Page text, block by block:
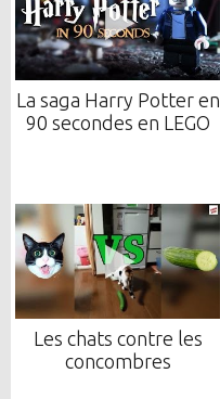
La saga Harry Potter en
90 secondes en LEGO
Les chats contre les
concombres